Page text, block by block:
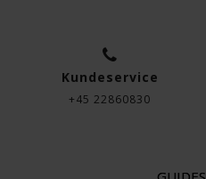
Kundeservice
+45 22860830